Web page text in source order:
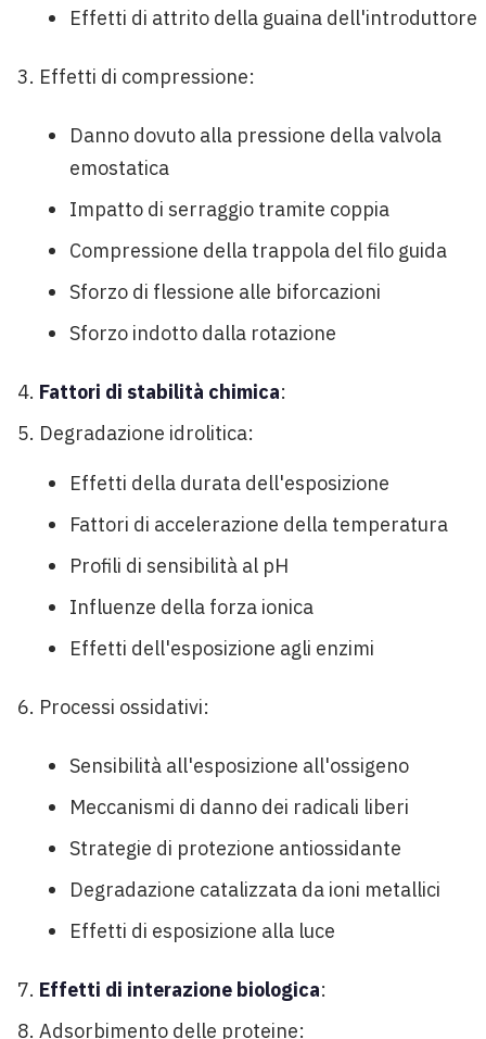
Effetti di attrito della guaina dell'introduttore
Effetti di compressione:
Danno dovuto alla pressione della valvola
emostatica
Impatto di serraggio tramite coppia
Compressione della trappola del filo guida
Sforzo di flessione alle biforcazioni
Sforzo indotto dalla rotazione
Fattori di stabilità chimica:
Degradazione idrolitica:
Effetti della durata dell'esposizione
Fattori di accelerazione della temperatura
Profili di sensibilità al pH
Influenze della forza ionica
Effetti dell'esposizione agli enzimi
Processi ossidativi:
Sensibilità all'esposizione all'ossigeno
Meccanismi di danno dei radicali liberi
Strategie di protezione antiossidante
Degradazione catalizzata da ioni metallici
Effetti di esposizione alla luce
Effetti di interazione biologica:
Adsorbimento delle proteine: